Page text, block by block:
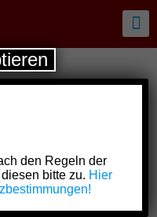
den Regeln der
bitte zu. Hier